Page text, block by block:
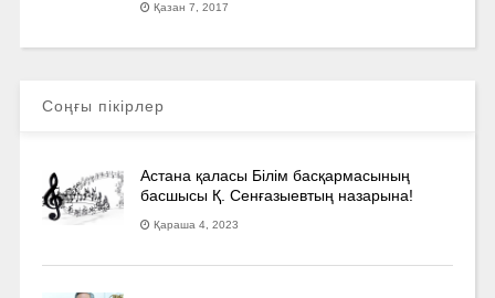
Қазан 7, 2017
Соңғы пікірлер
Астана қаласы Білім басқармасының
басшысы Қ. Сенғазыевтың назарына!
Қараша 4, 2023